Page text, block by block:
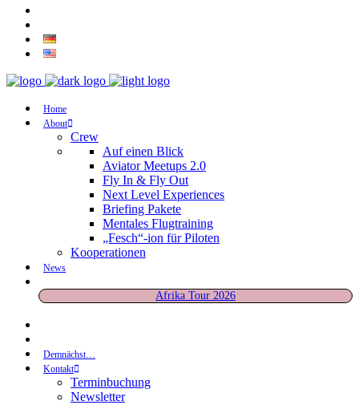
Home
About
Crew
Auf einen Blick
Aviator Meetups 2.0
Fly In & Fly Out
Next Level Experiences
Briefing Pakete
Mentales Flugtraining
„Fesch“-ion für Piloten
Kooperationen
News
Afrika Tour 2026
Demnächst…
Kontakt
Terminbuchung
Newsletter